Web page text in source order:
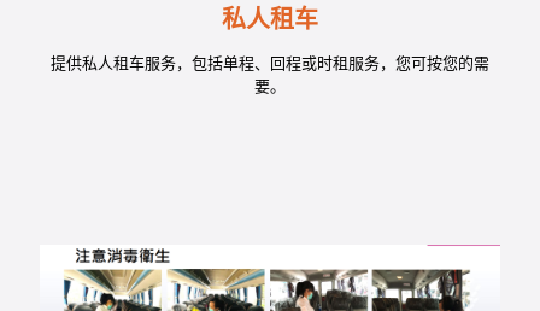
私人租车
提供私人租车服务，包括单程、回程或时租服务，您可按您的需
要。